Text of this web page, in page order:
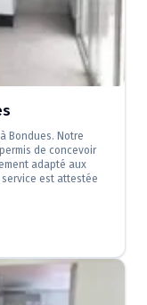
Bondues. Notre
de concevoir
adapté aux
est attestée